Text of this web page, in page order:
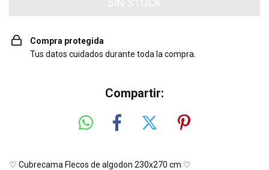
Compra protegida
Tus datos cuidados durante toda la compra.
Compartir:
♡ Cubrecama Flecos de algodon 230x270 cm ♡